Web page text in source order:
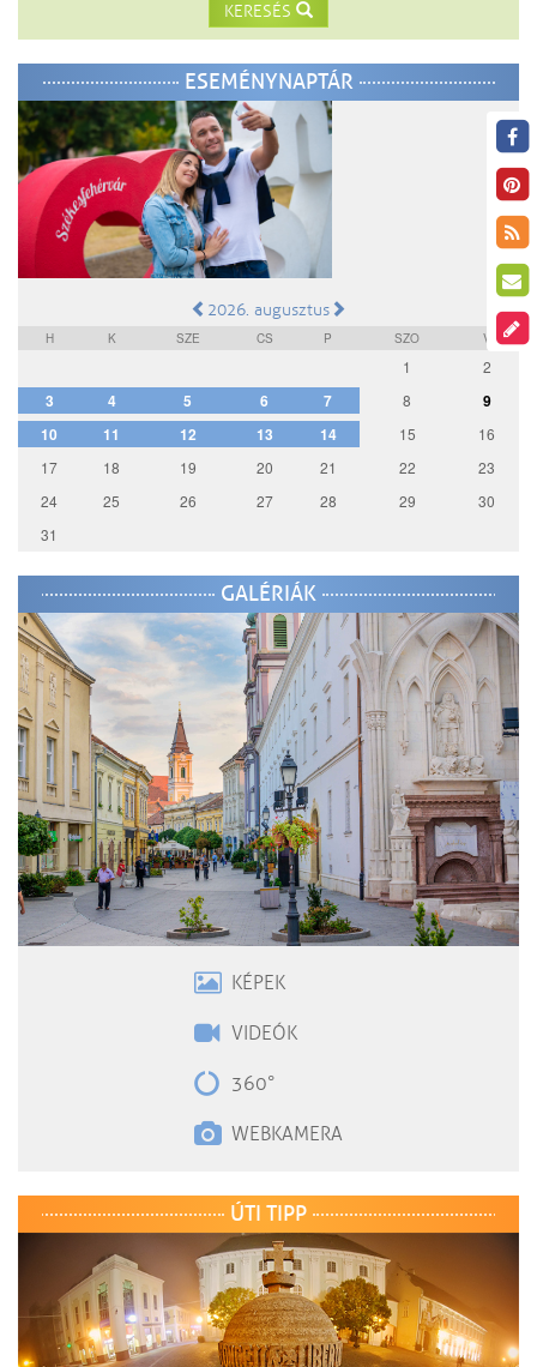
KERESÉS
ESEMÉNYNAPTÁR
2026. augusztus
H K SZE CS P SZO V
1 2
3 4 5 6 7 8
9
10
11 12 13 14 15
16
17
18 19 20 21 22
23
24
25 26 27 28 29
30
31
GALÉRIÁK
KÉPEK
VIDEÓK
360°
WEBKAMERA
ÚTI TIPP